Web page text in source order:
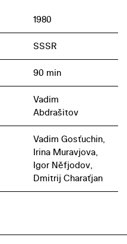
v rozpadlém impériu,
společenského
rovnostářstvím a
se zemi brzy
1980
SSSR
90 min
Vadim
Abdrašitov
Vadim Gosťuchin,
Irina Muravjova,
Igor Něfjodov,
Dmitrij Charaťjan